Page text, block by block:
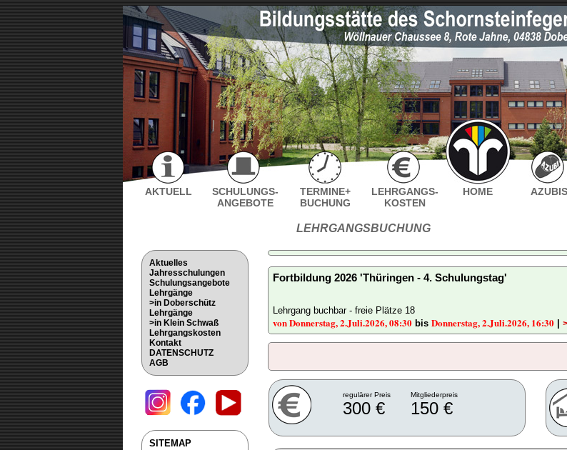
AKTUELL
SCHULUNGS-
ANGEBOTE
TERMINE+
BUCHUNG
LEHRGANGS-
KOSTEN
HOME AZUBIS
Aktuelles
Jahresschulungen
Schulungsangebote
Lehrgänge
>in Doberschütz
Lehrgänge
>in Klein Schwaß
Lehrgangskosten
Kontakt
DATENSCHUTZ
AGB
SITEMAP
LEHRGANGSBUCHUNG
Fortbildung 2026 'Thüringen - 4. Schulungstag'
Lehrgang buchbar - freie Plätze 18
von Donnerstag, 2.Juli.2026, 08:30 bis Donnerstag, 2.Juli.2026, 16:30
regulärer Preis
300 €
Mitgliederpreis
150 €